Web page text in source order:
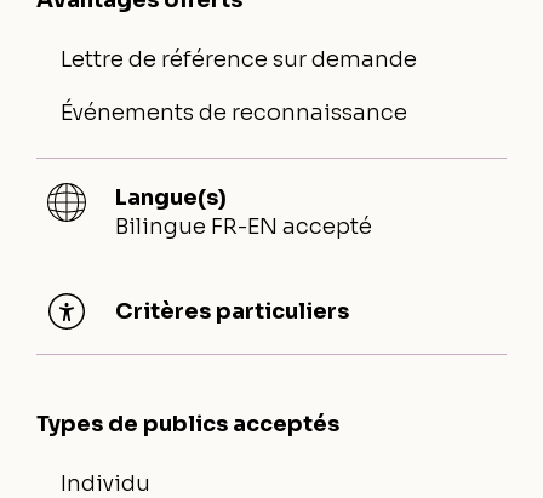
Lettre de référence sur demande
Événements de reconnaissance
Langue(s)
Bilingue FR-EN accepté
Critères particuliers
Types de publics acceptés
Individu